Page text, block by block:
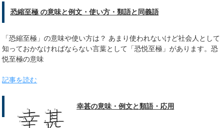
恐縮至極 の意味と例文・使い方・類語と同義語
「恐縮至極」の意味や使い方は？ あまり使われないけど社会人として
知っておかなければならない言葉として「恐悦至極」があります。恐
悦至極の意味
記事を読む
幸甚の意味・例文と類語・応用